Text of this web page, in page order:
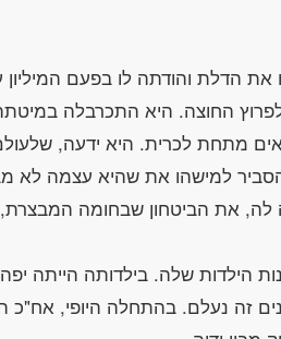
את הדלת והודתה לו בפעם
החוצה. היא התכרבלה
מתחת לכרית. היא ידעה,
למישהו את שהיא עצמה לא
לה, את הביטחון שבחומה
הילדות שלה. בילדותה הייתה
זה נעלם. בהתחלה היופי,